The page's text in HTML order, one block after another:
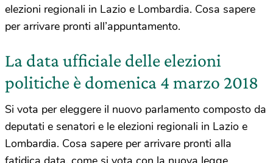
elezioni regionali in Lazio e Lombardia. Cosa sapere
per arrivare pronti all’appuntamento.
La data ufficiale delle elezioni
politiche è domenica 4 marzo 2018
Si vota per eleggere il nuovo parlamento composto da
deputati e senatori e le elezioni regionali in Lazio e
Lombardia. Cosa sapere per arrivare pronti alla